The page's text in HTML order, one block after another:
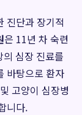
진단과 장기적
은 11년 차 숙련
심장 진료를
바탕으로 환자
및 고양이 심장병
니다.